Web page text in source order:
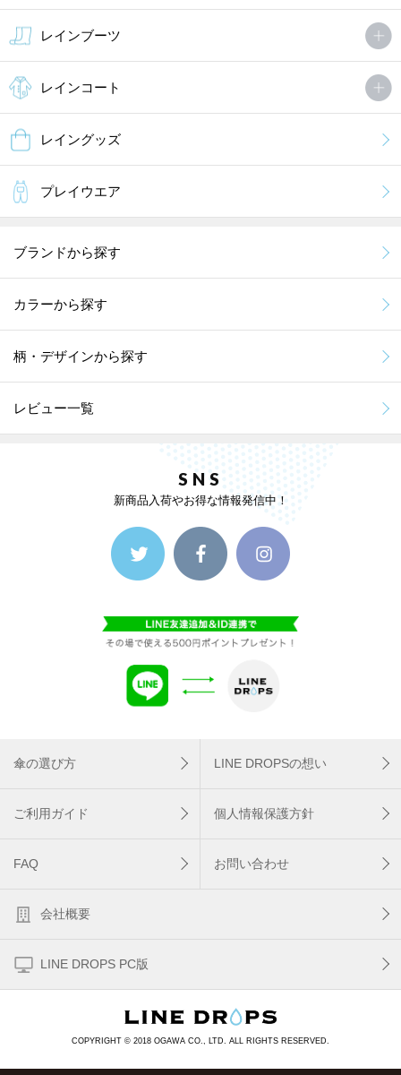
レインブーツ
レインコート
レイングッズ
プレイウエア
ブランドから探す
カラーから探す
柄・デザインから探す
レビュー一覧
SNS
新商品入荷やお得な情報発信中！
傘の選び方 LINE DROPSの想い
ご利用ガイド 個人情報保護方針
FAQ お問い合わせ
会社概要
LINE DROPS PC版
COPYRIGHT © 2018 OGAWA CO., LTD. ALL RIGHTS RESERVED.